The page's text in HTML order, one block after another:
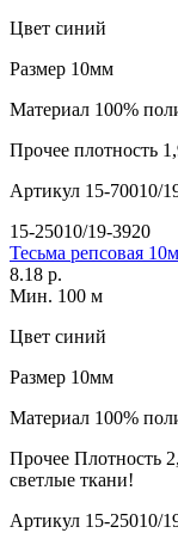
Цвет синий
Размер 10мм
Материал 100%
Прочее плотность
Артикул 15-70010/
15-25010/19-3920
Тесьма репсовая
8.18 р.
Мин. 100 м
Цвет синий
Размер 10мм
Материал 100%
Прочее Плотность
светлые ткани!
Артикул 15-25010/